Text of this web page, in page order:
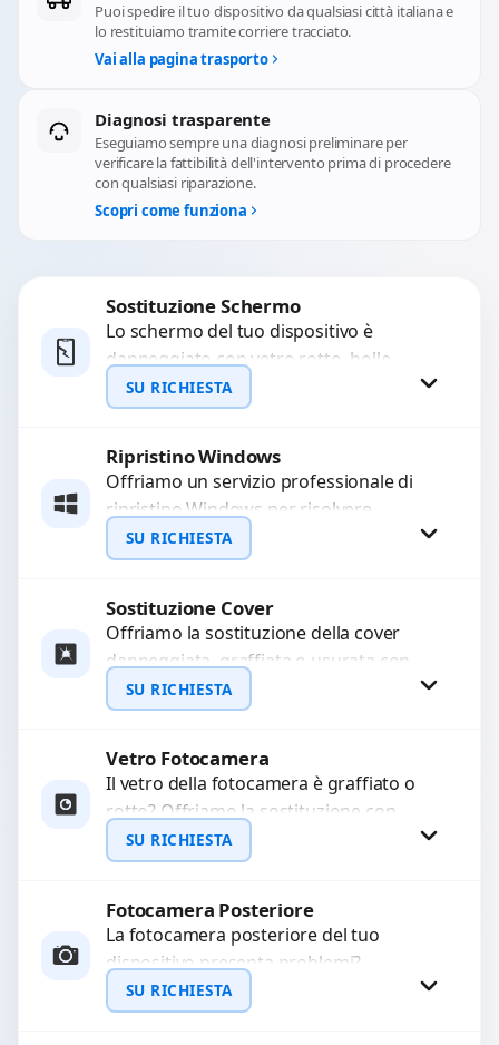
Puoi spedire il tuo dispositivo da qualsiasi città italiana e
lo restituiamo tramite corriere tracciato.
Vai alla pagina trasporto
Diagnosi trasparente
Eseguiamo sempre una diagnosi preliminare per
verificare la fattibilità dell'intervento prima di procedere
con qualsiasi riparazione.
Scopri come funziona
Sostituzione Schermo
Lo schermo del tuo dispositivo è
danneggiato con vetro rotto, bolle,
macchie, schermo nero o pixel morti?
Sostituiamo schermi completi...
SU RICHIESTA
Richiedi Preventivo
WhatsApp
Ripristino Windows
Offriamo un servizio professionale di
ripristino Windows per risolvere
problemi di sistema, lentezza o errori.
Configuriamo il sistema per garantire...
SU RICHIESTA
Richiedi Preventivo
WhatsApp
Sostituzione Cover
Offriamo la sostituzione della cover
danneggiata, graffiata o usurata con
ricambi di alta qualità e garantiti.
Ripristiniamo l’aspetto estetico e...
SU RICHIESTA
Richiedi Preventivo
WhatsApp
Vetro Fotocamera
Il vetro della fotocamera è graffiato o
rotto? Offriamo la sostituzione con
ricambi di alta qualità garantiti per 3
mesi....
SU RICHIESTA
Richiedi Preventivo
WhatsApp
Fotocamera Posteriore
La fotocamera posteriore del tuo
dispositivo presenta problemi?
Interveniamo per risolvere guasti come
immagini sfocate, messa a fuoco non
SU RICHIESTA